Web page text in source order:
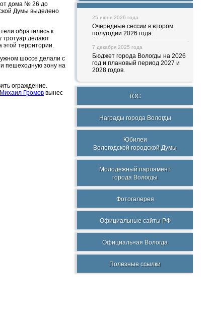
от дома № 26 до
Думы выделено
обратились к
тротуар делают
этой территории.
шоссе делали с
пешеходную зону на
ограждение.
Михаил Громов вынес
25 июня 2026 года
Очередные сессии в втором
полугодии 2026 года.
7 декабря 2025 года
Бюджет города Вологды на 2026
год и плановый период 2027 и
2028 годов.
ТОС
Награды города Вологды
Юбилеи
Вологодской городской Думы
Молодежный парламент
города Вологды
Фотогалерея
Официальные сайты РФ
Официальная Вологда
Полезные ссылки